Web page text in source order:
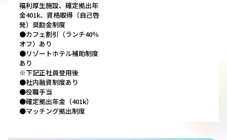
福利厚生施設、確定拠出年
金401k、資格取得（自己啓
発）奨励金制度
●カフェ割引（ランチ40％
オフ）あり
●リゾートホテル補助制度
あり
※下記正社員登用後
●社内融資制度あり
●役職手当
●確定拠出年金（401k）
●マッチング拠出制度